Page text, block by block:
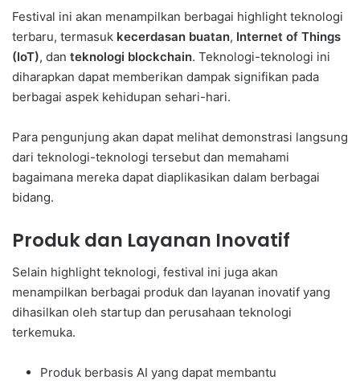
Festival ini akan menampilkan berbagai highlight teknologi
terbaru, termasuk kecerdasan buatan, Internet of Things
(IoT), dan teknologi blockchain. Teknologi-teknologi ini
diharapkan dapat memberikan dampak signifikan pada
berbagai aspek kehidupan sehari-hari.
Para pengunjung akan dapat melihat demonstrasi langsung
dari teknologi-teknologi tersebut dan memahami
bagaimana mereka dapat diaplikasikan dalam berbagai
bidang.
Produk dan Layanan Inovatif
Selain highlight teknologi, festival ini juga akan
menampilkan berbagai produk dan layanan inovatif yang
dihasilkan oleh startup dan perusahaan teknologi
terkemuka.
Produk berbasis AI yang dapat membantu